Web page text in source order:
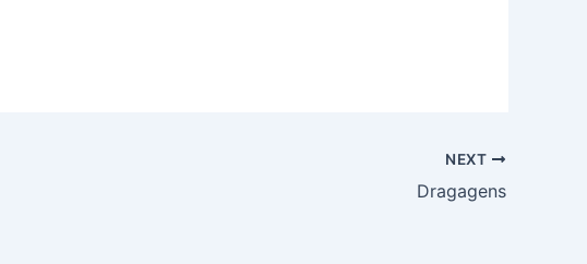
NEXT
Dragagens